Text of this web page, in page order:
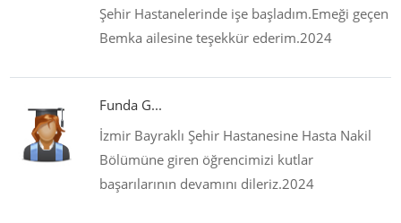
Şehir Hastanelerinde işe başladım.Emeği geçen
Bemka ailesine teşekkür ederim.2024
Funda G...
İzmir Bayraklı Şehir Hastanesine Hasta Nakil
Bölümüne giren öğrencimizi kutlar
başarılarının devamını dileriz.2024